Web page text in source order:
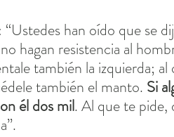
han oído que se
hagan resistencia al
también la izquierda;
también el manto. Si
él dos mil. Al que te pide,